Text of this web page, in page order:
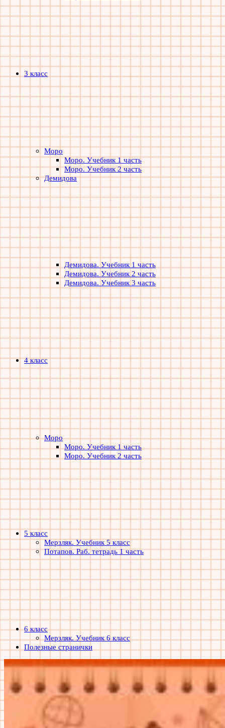
3 класс
Моро
Моро. Учебник 1 часть
Моро. Учебник 2 часть
Демидова
Демидова. Учебник 1 часть
Демидова. Учебник 2 часть
Демидова. Учебник 3 часть
4 класс
Моро
Моро. Учебник 1 часть
Моро. Учебник 2 часть
5 класс
Мерзляк. Учебник 5 класс
Потапов. Раб. тетрадь 1 часть
6 класс
Мерзляк. Учебник 6 класс
Полезные странички